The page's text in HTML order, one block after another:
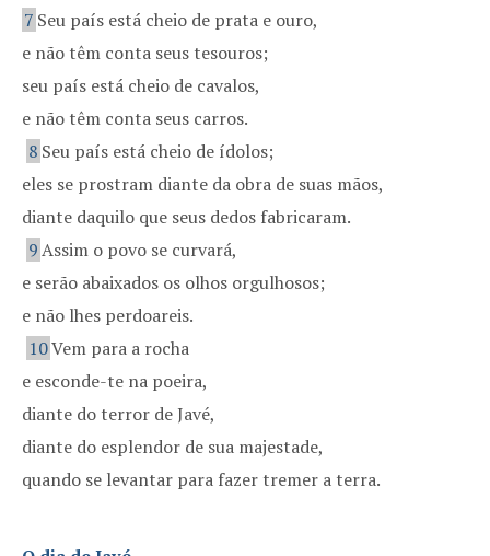
7 Seu país está cheio de prata e ouro,
e não têm conta seus tesouros;
seu país está cheio de cavalos,
e não têm conta seus carros.
8 Seu país está cheio de ídolos;
eles se prostram diante da obra de suas mãos,
diante daquilo que seus dedos fabricaram.
9Assim o povo se curvará,
e serão abaixados os olhos orgulhosos;
e não lhes perdoareis.
10Vem para a rocha
e esconde-te na poeira,
diante do terror de Javé,
diante do esplendor de sua majestade,
quando se levantar para fazer tremer a terra.